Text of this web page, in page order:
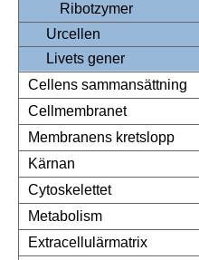
Ribotzymer
Urcellen
Livets gener
Cellens sammansättning
Cellmembranet
Membranens kretslopp
Kärnan
Cytoskelettet
Metabolism
Extracellulärmatrix